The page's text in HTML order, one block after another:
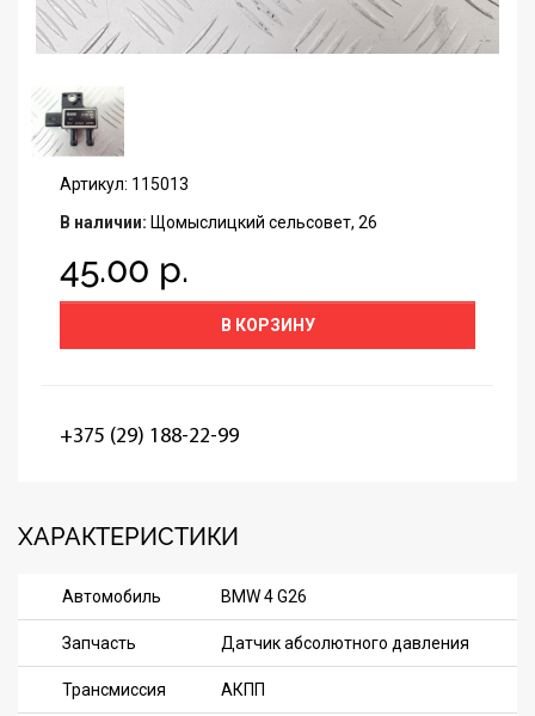
Артикул: 115013
В наличии: Щомыслицкий сельсовет, 26
45.00 р.
В КОРЗИНУ
+375 (29) 188-22-99
ХАРАКТЕРИСТИКИ
Автомобиль BMW 4 G26
Запчасть Датчик абсолютного давления
Трансмиссия АКПП